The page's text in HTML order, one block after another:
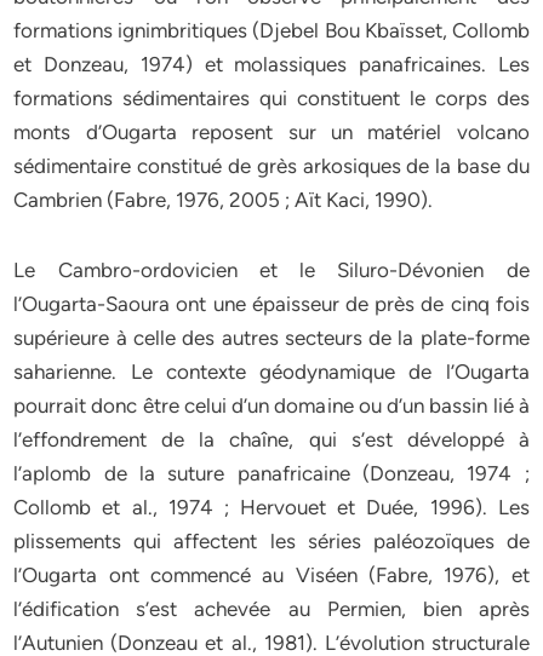
formations ignimbritiques (Djebel Bou Kbaïsset, Collomb
et Donzeau, 1974) et molassiques panafricaines. Les
formations sédimentaires qui constituent le corps des
monts d’Ougarta reposent sur un matériel volcano
sédimentaire constitué de grès arkosiques de la base du
Cambrien (Fabre, 1976, 2005 ; Aït Kaci, 1990).
Le Cambro-ordovicien et le Siluro-Dévonien de
l’Ougarta-Saoura ont une épaisseur de près de cinq fois
supérieure à celle des autres secteurs de la plate-forme
saharienne. Le contexte géodynamique de l’Ougarta
pourrait donc être celui d’un domaine ou d’un bassin lié à
l’effondrement de la chaîne, qui s’est développé à
l’aplomb de la suture panafricaine (Donzeau, 1974 ;
Collomb et al., 1974 ; Hervouet et Duée, 1996). Les
plissements qui affectent les séries paléozoïques de
l’Ougarta ont commencé au Viséen (Fabre, 1976), et
l’édification s’est achevée au Permien, bien après
l’Autunien (Donzeau et al., 1981). L’évolution structurale